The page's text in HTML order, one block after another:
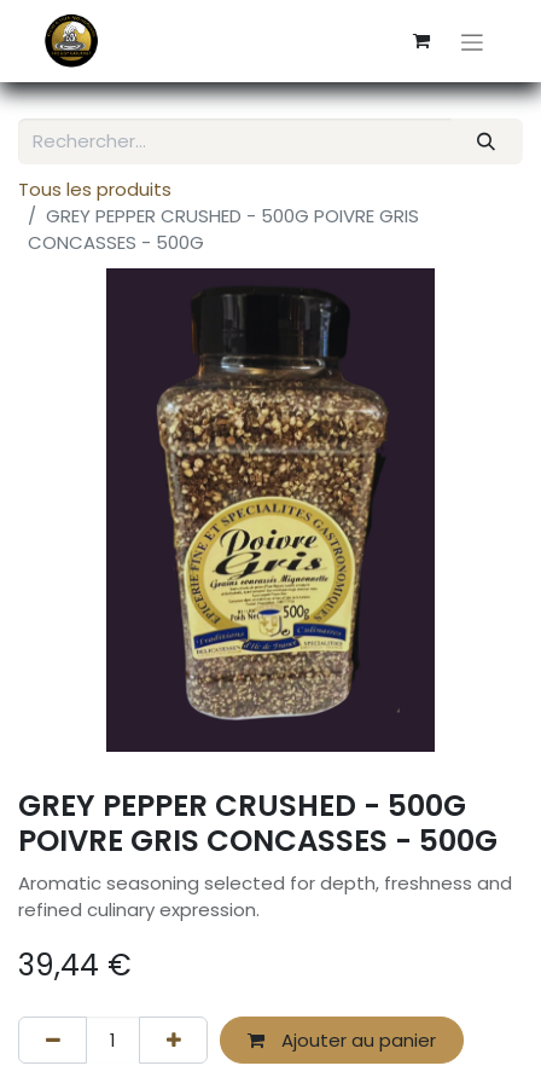
Tous les produits
GREY PEPPER CRUSHED - 500G POIVRE GRIS
CONCASSES - 500G
GREY PEPPER CRUSHED - 500G
POIVRE GRIS CONCASSES - 500G
Aromatic seasoning selected for depth, freshness and
refined culinary expression.
39,44 €
Ajouter au panier